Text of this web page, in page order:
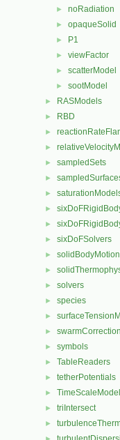
► noRadiation
► opaqueSolid
► P1
► viewFactor
► scatterModel
► sootModel
► RASModels
► RBD
►
►
► sampledSets
►
►
►
►
► sixDoFSolvers
►
►
► solvers
► species
►
►
► symbols
► TableReaders
► tetherPotentials
►
► triIntersect
►